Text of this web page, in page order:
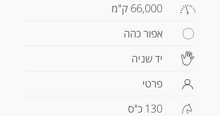
66,000 ק"מ
אפור כהה
יד שניה
פרטי
130 כ"ס